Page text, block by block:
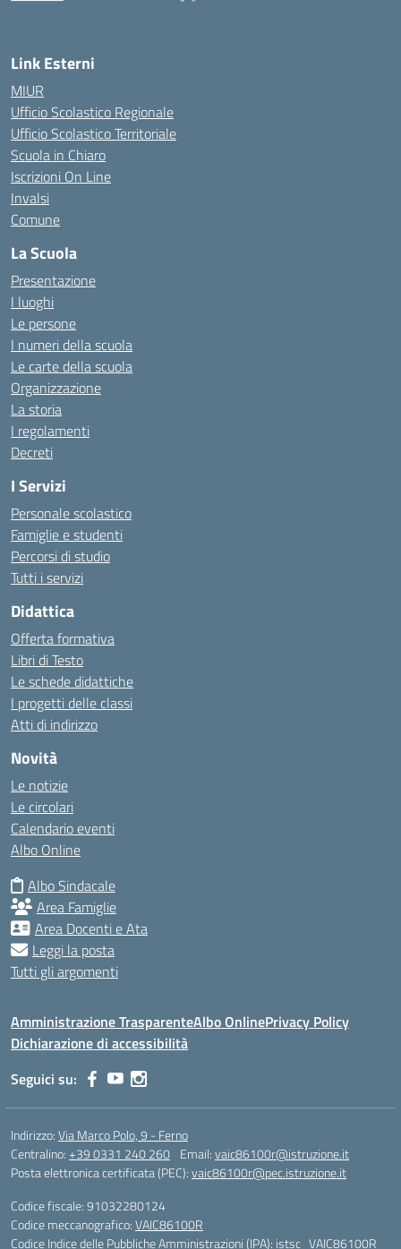
Link Esterni
MIUR
Ufficio Scolastico Regionale
Ufficio Scolastico Territoriale
Scuola in Chiaro
Iscrizioni On Line
Invalsi
Comune
La Scuola
Presentazione
I luoghi
Le persone
I numeri della scuola
Le carte della scuola
Organizzazione
La storia
I regolamenti
Decreti
I Servizi
Personale scolastico
Famiglie e studenti
Percorsi di studio
Tutti i servizi
Didattica
Offerta formativa
Libri di Testo
Le schede didattiche
I progetti delle classi
Atti di indirizzo
Novità
Le notizie
Le circolari
Calendario eventi
Albo Online
Albo Sindacale
Area Famiglie
Area Docenti e Ata
Leggi la posta
Tutti gli argomenti
Amministrazione TrasparenteAlbo OnlinePrivacy Policy
Dichiarazione di accessibilità
Seguici su:
Indirizzo:Via Marco Polo, 9 - Ferno
Centralino:+39 0331 240 260 Email:vaic86100r@istruzione.it
Posta elettronica certificata (PEC):vaic86100r@pec.istruzione.it
Codice fiscale: 91032280124
Codice meccanografico:VAIC86100R
Codice Indice delle Pubbliche Amministrazioni (IPA): istsc_VAIC86100R